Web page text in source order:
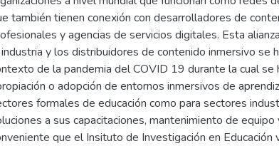
también tienen conexión con desarrolladores de
y agencias de servicios digitales. Esta
y los distribuidores de contenido inmersivo se
de la pandemia del COVID 19 durante la cual se
o adopción de entornos inmersivos de
formales de educación como para sectores
a sus capacitaciones, mantenimiento de
que el Insituto de Investigación en Educación